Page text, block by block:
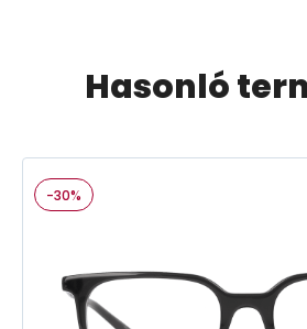
Hasonló
-30%